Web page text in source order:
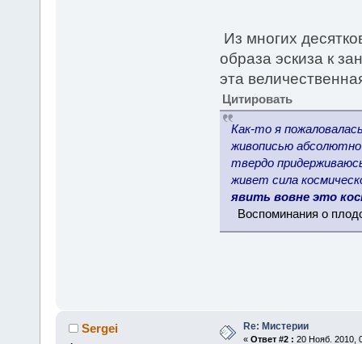
Из многих
образа эскиза к
эта
Цитировать
Как-то я
живописью
твердо
живет сила
явить вовне это
Воспоминания о
Sergei Re: Мистерии
« Ответ #2 : 20 Нояб. 2010,